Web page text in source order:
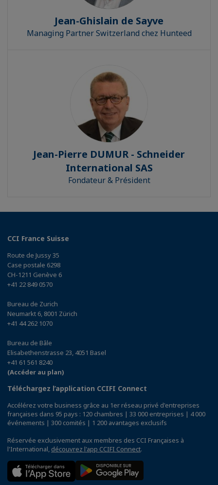
Jean-Ghislain de Sayve
Managing Partner Switzerland chez Hunteed
Jean-Pierre DUMUR - Schneider
International SAS
Fondateur & Président
CCI France Suisse
Route de Jussy 35
Case postale 6298
CH-1211 Genève 6
+41 22 849 0570
Bureau de Zurich
Neumarkt 6, 8001 Zürich
+41 44 262 1070
Bureau de Bâle
Elisabethenstrasse 23, 4051 Basel
+41 61 561 8240
(Accéder au plan)
Téléchargez l’application CCIFI Connect
Accélérez votre business grâce au 1er réseau privé d'entreprises
françaises dans 95 pays : 120 chambres | 33 000 entreprises | 4 000
événements | 300 comités | 1 200 avantages exclusifs
Réservée exclusivement aux membres des CCI Françaises à
l'International, découvrez l'app CCIFI Connect.